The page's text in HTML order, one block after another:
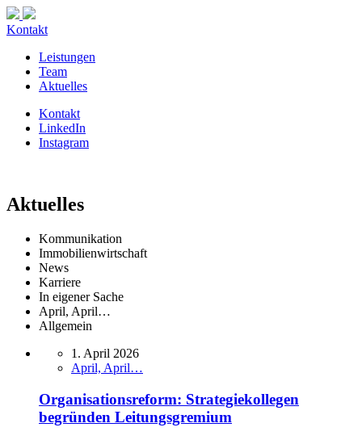
Kontakt
Leistungen
Team
Aktuelles
Kontakt
LinkedIn
Instagram
Aktuelles
Kommunikation
Immobilienwirtschaft
News
Karriere
In eigener Sache
April, April…
Allgemein
1. April 2026
April, April…
Organisationsreform: Strategiekollegen
begründen Leitungsgremium